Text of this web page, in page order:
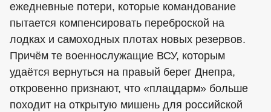
ежедневные потери, которые командование
пытается компенсировать переброской на
лодках и самоходных плотах новых резервов.
Причём те военнослужащие ВСУ, которым
удаётся вернуться на правый берег Днепра,
откровенно признают, что «плацдарм» больше
походит на открытую мишень для российской